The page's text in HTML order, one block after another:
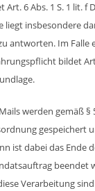
6 Abs. 1 S. 1 lit. f
liegt insbesondere
antworten. Im Falle
bildet
werden gemäß §
gespeichert
ist dabei das Ende
beendet
Verarbeitung sind